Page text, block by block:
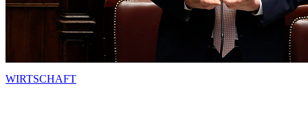
WIRTSCHAFT